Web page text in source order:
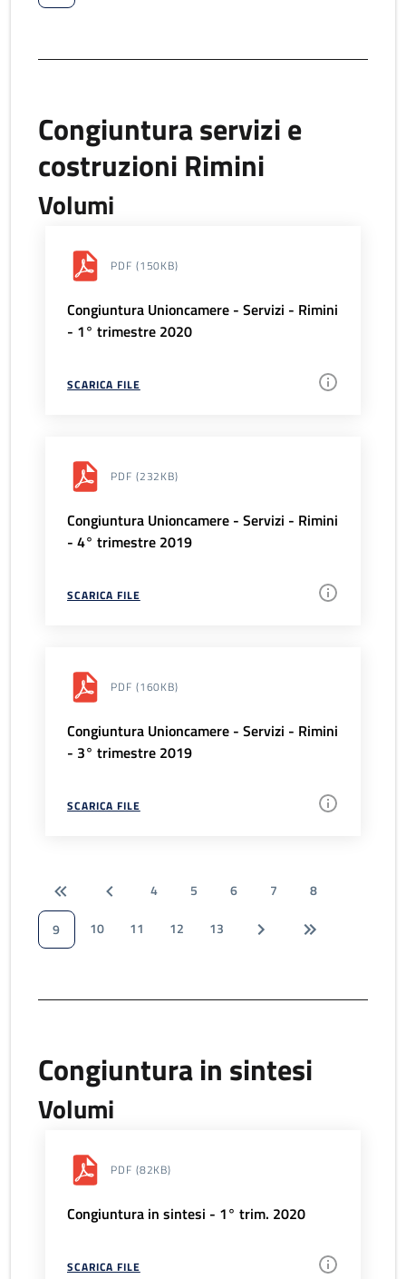
Congiuntura servizi e
costruzioni Rimini
Volumi
PDF (150KB)
Congiuntura Unioncamere - Servizi - Rimini
- 1° trimestre 2020
SCARICA FILE
PDF (232KB)
Congiuntura Unioncamere - Servizi - Rimini
- 4° trimestre 2019
SCARICA FILE
PDF (160KB)
Congiuntura Unioncamere - Servizi - Rimini
- 3° trimestre 2019
SCARICA FILE
4 5 6 7
8
9
10 11 12 13
Congiuntura in sintesi
Volumi
PDF (82KB)
Congiuntura in sintesi - 1° trim. 2020
SCARICA FILE